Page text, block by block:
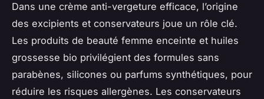
Dans une crème anti-vergeture efficace, l’origine
des excipients et conservateurs joue un rôle clé.
Les produits de beauté femme enceinte et huiles
grossesse bio privilégient des formules sans
parabènes, silicones ou parfums synthétiques, pour
réduire les risques allergènes. Les conservateurs